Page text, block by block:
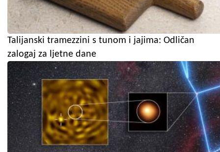
Talijanski tramezzini s tunom i jajima: Odličan
zalogaj za ljetne dane